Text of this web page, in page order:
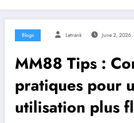
Blogs Letrank June 2, 2026
MM88 Tips :
pratiques pour
utilisation plus